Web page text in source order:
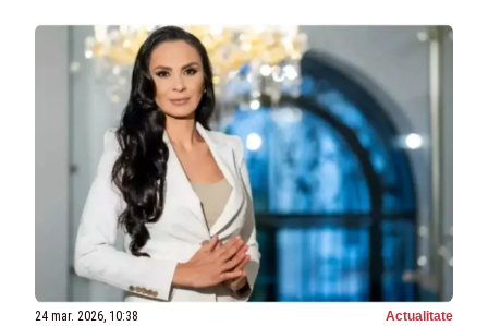
24 mar. 2026, 10:38 Actualitate